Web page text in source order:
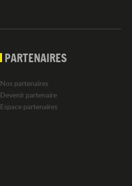
PARTENAIRES
Nos partenaires
Devenir partenaire
Espace partenaires